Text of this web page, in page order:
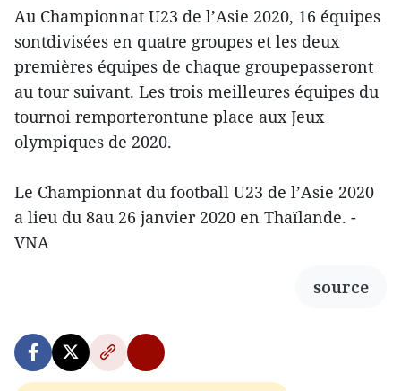
Au Championnat U23 de l’Asie 2020, 16 équipes
sontdivisées en quatre groupes et les deux
premières équipes de chaque groupepasseront
au tour suivant. Les trois meilleures équipes du
tournoi remporterontune place aux Jeux
olympiques de 2020.
Le Championnat du football U23 de l’Asie 2020
a lieu du 8au 26 janvier 2020 en Thaïlande. -
VNA
source